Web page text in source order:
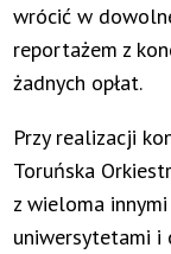
wrócić w
reportażem z
żadnych opłat.
Przy realizacji
Toruńska
z wieloma
uniwersytetami i